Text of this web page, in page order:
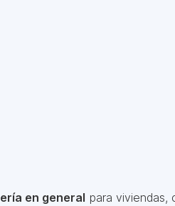
en general para viviendas,